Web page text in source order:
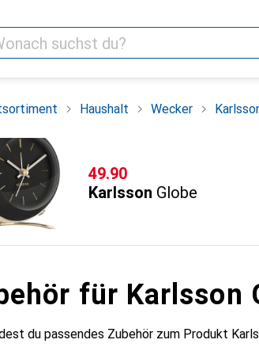
Haushalt Wecker
CHF
49.90
Karlsson Globe
für Karlsson
du passendes Zubehör zum Produkt